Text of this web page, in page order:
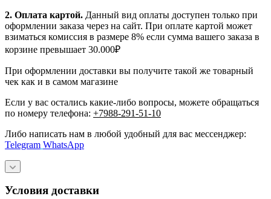
2. Оплата картой. Данный вид оплаты доступен только при
оформлении заказа через на сайт. При оплате картой может
взиматься комиссия в размере 8% если сумма вашего заказа в
корзине превышает 30.000₽
При оформлении доставки вы получите такой же товарный
чек как и в самом магазине
Если у вас остались какие-либо вопросы, можете обращаться
по номеру телефона: +7988-291-51-10
Либо написать нам в любой удобный для вас мессенджер:
Telegram WhatsApp
Условия доставки